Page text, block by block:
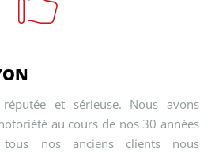
et sérieuse. Nous avons
au cours de nos 30 années
tous nos anciens clients nous